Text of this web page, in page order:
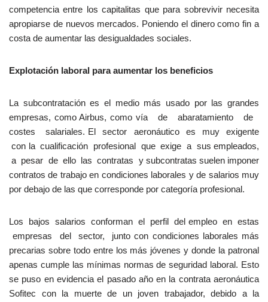
competencia entre los capitalitas que para sobrevivir necesita
apropiarse de nuevos mercados. Poniendo el dinero como fin a
costa de aumentar las desigualdades sociales.
Explotación laboral paraaumentar los beneficios
La subcontratación es el medio más usado por las grandes
empresas, como Airbus, como vía de abaratamiento de
costes salariales. El sector aeronáutico es muy exigente
con la cualificación profesional que exige a sus empleados,
a pesar de ello las contratas y subcontratas suelen imponer
contratos de trabajo en condiciones laborales y de salarios muy
por debajo de las que corresponde por categoría profesional.
Los bajos salarios conforman el perfil del empleo en estas
empresas del sector, junto con condiciones laborales más
precarias sobre todo entre los más jóvenes y donde la patronal
apenas cumple las mínimas normas de seguridad laboral. Esto
se puso en evidencia el pasado año en la contrata aeronáutica
Sofitec con la muerte de un joven trabajador, debido a la